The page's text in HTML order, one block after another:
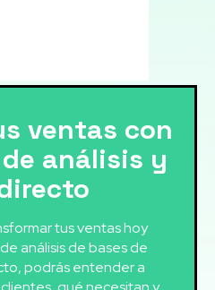
ventas con
análisis y
tus ventas hoy
análisis de bases de
podrás entender a